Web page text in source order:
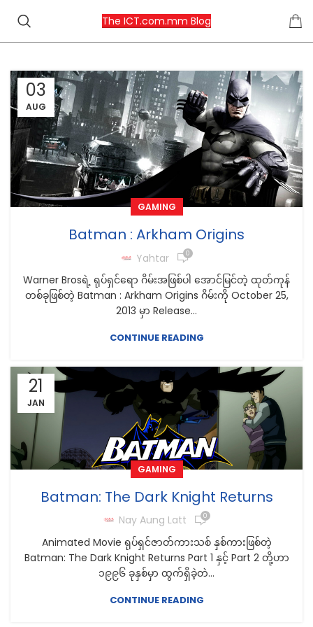
The ICT.com.mm Blog
03
AUG
GAMING
Batman : Arkham Origins
Yahtar 0
Warner Brosရဲ့ ရုပ်ရှင်ရော ဂိမ်းအဖြစ်ပါ အောင်မြင်တဲ့ ထုတ်ကုန်
တစ်ခုဖြစ်တဲ့ Batman : Arkham Origins ဂိမ်းကို October 25,
2013 မှာ Release...
CONTINUE READING
21
JAN
GAMING
Batman: The Dark Knight Returns
Nay Aung Latt 0
Animated Movie ရုပ်ရှင်ဇာတ်ကားသစ် နှစ်ကားဖြစ်တဲ့
Batman: The Dark Knight Returns Part 1 နှင့် Part 2 တို့ဟာ
၁၉၉၆ ခုနှစ်မှာ ထွက်ရှိခဲ့တဲ...
CONTINUE READING